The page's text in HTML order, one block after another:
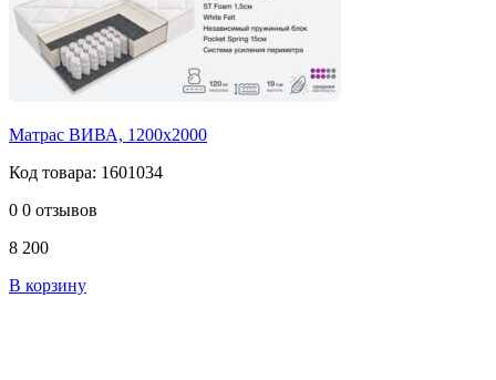
Матрас ВИВА, 1200х2000
Код товара: 1601034
0 0 отзывов
8 200
В корзину